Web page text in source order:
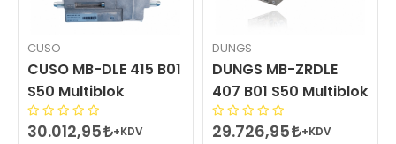
CUSO
CUSO MB-DLE 415 B01
S50 Multiblok
30.012,95 +KDV
DUNGS
DUNGS MB-ZRDLE
407 B01 S50 Multiblok
29.726,95 +KDV